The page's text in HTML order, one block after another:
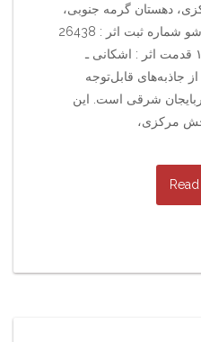
دهستان گرمه جنوبی،
۶۰ م جنوب روستای یله قارشو شماره ثبت اثر : 26438
تاریخ ثبت اثر : ۱۳۸۷/۱۲/۲۷ قدمت اثر : اشکانی ـ
جاذبه‌های قابل‌توجه
شرقی است. این
مرکزی،